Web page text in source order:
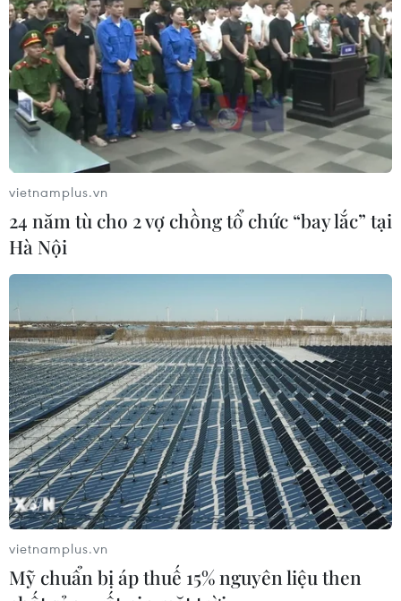
vietnamplus.vn
24 năm tù cho 2 vợ chồng tổ chức “bay lắc” tại
Hà Nội
vietnamplus.vn
Mỹ chuẩn bị áp thuế 15% nguyên liệu then